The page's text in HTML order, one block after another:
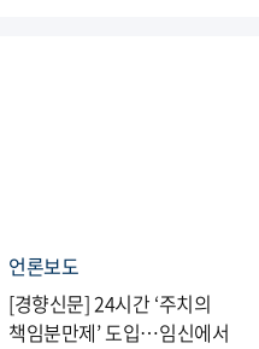
언론보도
[경향신문] 24시간 ‘주치의
책임분만제’ 도입…임신에서